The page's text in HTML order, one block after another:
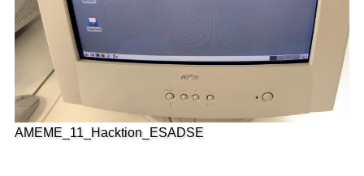
AMEME_11_Hacktion_ESADSE